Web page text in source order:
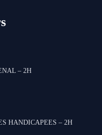
– 2H
HANDICAPEES – 2H